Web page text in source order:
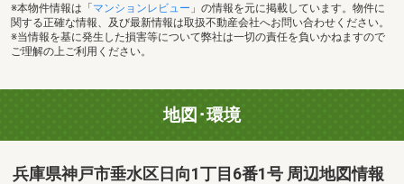
※本物件情報は「 マンションレビュー 」の情報を元に掲載しています。物件に
関する正確な情報、及び最新情報は取扱不動産会社へお問い合わせください。
※当情報を基に発生した損害等について弊社は一切の責任を負いかねますので
ご理解の上ご利用ください。
地図･環境
兵庫県神戸市垂水区日向1丁目6番1号 周辺地図情報